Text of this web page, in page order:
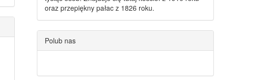
oraz przepiękny pałac z 1826 roku.
Polub nas